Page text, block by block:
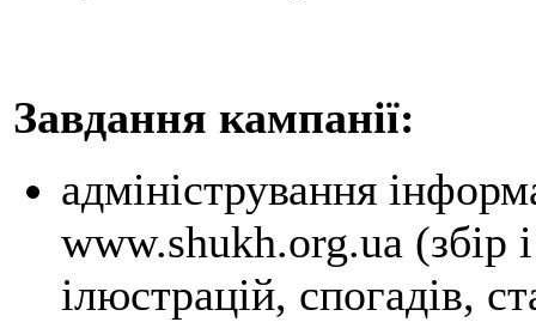
Завдання кампанії:
адміністрування
www.shukh.org.ua (збір
ілюстрацій, спогадів,